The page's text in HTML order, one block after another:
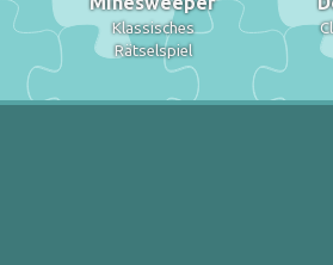
Klassisches
Rätselspiel